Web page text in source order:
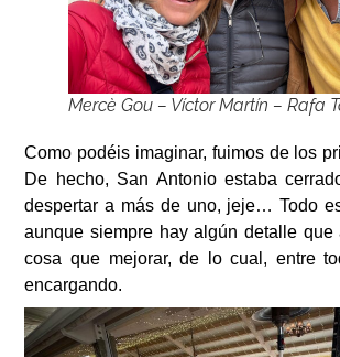
Mercè Gou – Víctor Martín – Rafa
Como podéis imaginar, fuimos de los
De hecho, San Antonio estaba
despertar a más de uno, jeje… Todo
aunque siempre hay algún detalle que
cosa que mejorar, de lo cual, entre
encargando.